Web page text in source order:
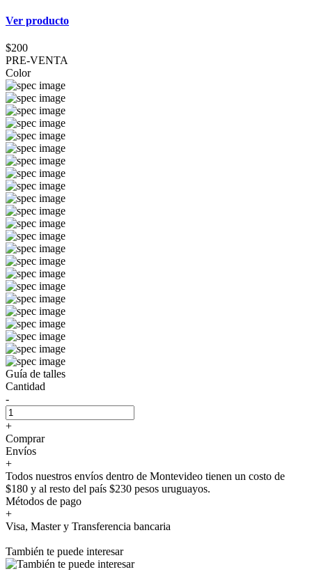
Ver producto
$200
PRE-VENTA
Color
Guía de talles
Cantidad
-
+
Comprar
Envíos
+
Todos nuestros envíos dentro de Montevideo tienen un costo de
$180 y al resto del país $230 pesos uruguayos.
Métodos de pago
+
Visa, Master y Transferencia bancaria
También te puede interesar